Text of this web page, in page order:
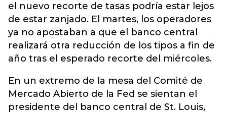
el nuevo recorte de tasas podría estar lejos
de estar zanjado. El martes, los operadores
ya no apostaban a que el banco central
realizará otra reducción de los tipos a fin de
año tras el esperado recorte del miércoles.
En un extremo de la mesa del Comité de
Mercado Abierto de la Fed se sientan el
presidente del banco central de St. Louis,